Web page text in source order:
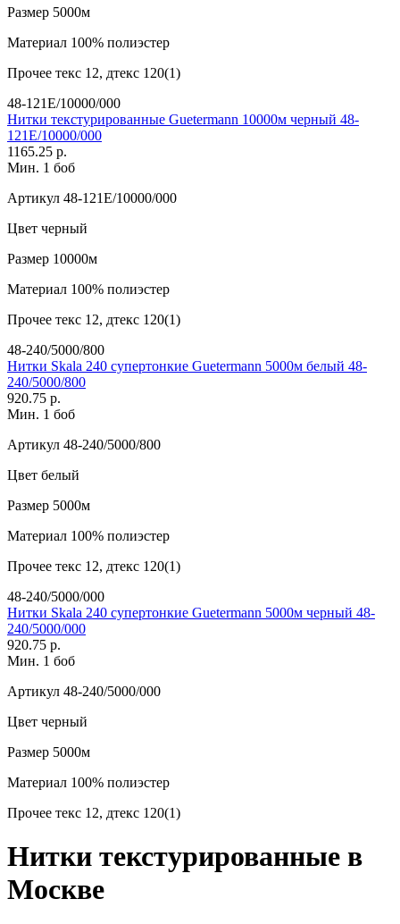
Размер 5000м
Материал 100% полиэстер
Прочее текс 12, дтекс 120(1)
48-121E/10000/000
Нитки текстурированные Guetermann 10000м черный 48-
121E/10000/000
1165.25 р.
Мин. 1 боб
Артикул 48-121E/10000/000
Цвет черный
Размер 10000м
Материал 100% полиэстер
Прочее текс 12, дтекс 120(1)
48-240/5000/800
Нитки Skala 240 супертонкие Guetermann 5000м белый 48-
240/5000/800
920.75 р.
Мин. 1 боб
Артикул 48-240/5000/800
Цвет белый
Размер 5000м
Материал 100% полиэстер
Прочее текс 12, дтекс 120(1)
48-240/5000/000
Нитки Skala 240 супертонкие Guetermann 5000м черный 48-
240/5000/000
920.75 р.
Мин. 1 боб
Артикул 48-240/5000/000
Цвет черный
Размер 5000м
Материал 100% полиэстер
Прочее текс 12, дтекс 120(1)
Нитки текстурированные в
Москве